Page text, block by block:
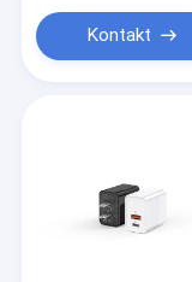
Kontakt